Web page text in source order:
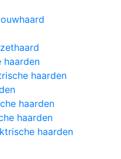
haarden
haarden
haarden